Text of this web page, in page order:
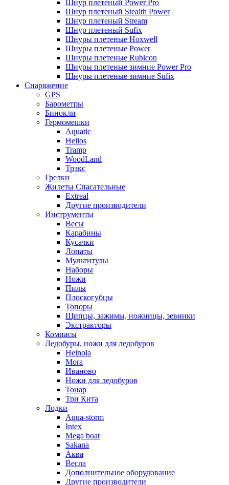
Шнур плетеный Power Pro
Шнур плетеный Stealth Power
Шнур плетеный Stream
Шнур плетеный Sufix
Шнуры плетеные Hoxwell
Шнуры плетеные Power
Шнуры плетеные Rubicon
Шнуры плетеные зимние Power Pro
Шнуры плетеные зимние Sufix
Снаряжение
GPS
Барометры
Бинокли
Гермомешки
Aquatic
Helios
Tramp
WoodLand
Трэкс
Грелки
Жилеты Спасательные
Extreal
Другие производители
Инструменты
Весы
Карабины
Кусачки
Лопаты
Мультитулы
Наборы
Ножи
Пилы
Плоскогубцы
Топоры
Щипцы, зажимы, ножницы, зевники
Экстракторы
Компасы
Ледобуры, ножи для ледобуров
Heinola
Mora
Иваново
Ножи для ледобуров
Тонар
Три Кита
Лодки
Aqua-storm
Intex
Mega boat
Sakana
Аква
Весла
Дополнительное оборудование
Другие производители